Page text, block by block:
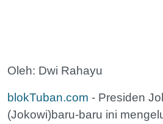
Oleh: Dwi Rahayu
blokTuban.com - Presiden
(Jokowi)baru-baru ini